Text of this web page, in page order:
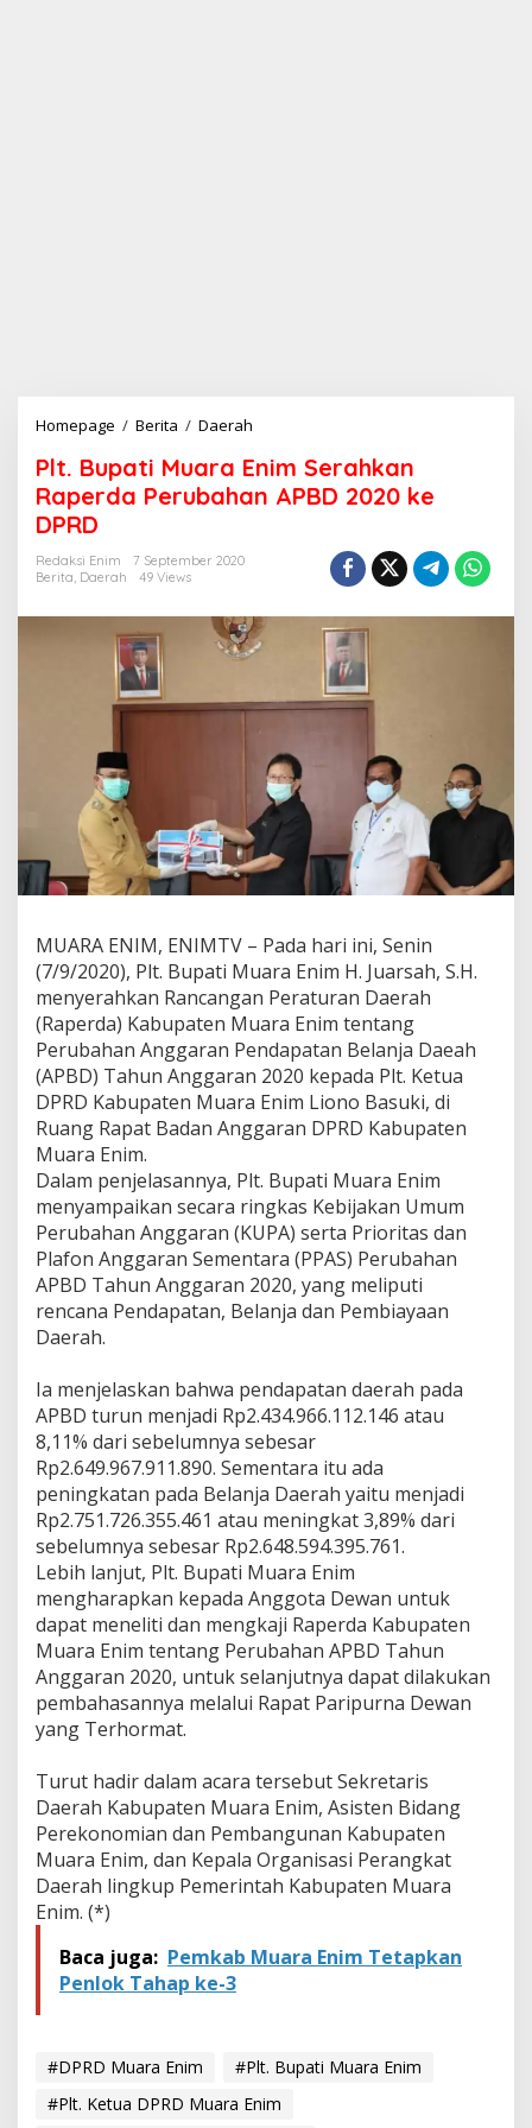
Homepage / Berita / Daerah
t
.
B
i
M
r
m
S
e
r
a
n
R
a
p
r
d
a
e
r
u
b
a
h
a
n
B
D
2
0
2
0
k
e
D
P
R
D
Plt. Bupati Muara Enim Serahkan
Raperda Perubahan APBD 2020 ke
DPRD
Redaksi Enim
7 September 2020
Berita, Daerah 49 Views
MUARA ENIM, ENIMTV – Pada hari ini, Senin
(7/9/2020), Plt. Bupati Muara Enim H. Juarsah, S.H.
menyerahkan Rancangan Peraturan Daerah
(Raperda) Kabupaten Muara Enim tentang
Perubahan Anggaran Pendapatan Belanja Daeah
(APBD) Tahun Anggaran 2020 kepada Plt. Ketua
DPRD Kabupaten Muara Enim Liono Basuki, di
Ruang Rapat Badan Anggaran DPRD Kabupaten
Muara Enim.
Dalam penjelasannya, Plt. Bupati Muara Enim
menyampaikan secara ringkas Kebijakan Umum
Perubahan Anggaran (KUPA) serta Prioritas dan
Plafon Anggaran Sementara (PPAS) Perubahan
APBD Tahun Anggaran 2020, yang meliputi
rencana Pendapatan, Belanja dan Pembiayaan
Daerah.
Ia menjelaskan bahwa pendapatan daerah pada
APBD turun menjadi Rp2.434.966.112.146 atau
8,11% dari sebelumnya sebesar
Rp2.649.967.911.890. Sementara itu ada
peningkatan pada Belanja Daerah yaitu menjadi
Rp2.751.726.355.461 atau meningkat 3,89% dari
sebelumnya sebesar Rp2.648.594.395.761.
Lebih lanjut, Plt. Bupati Muara Enim
mengharapkan kepada Anggota Dewan untuk
dapat meneliti dan mengkaji Raperda Kabupaten
Muara Enim tentang Perubahan APBD Tahun
Anggaran 2020, untuk selanjutnya dapat dilakukan
pembahasannya melalui Rapat Paripurna Dewan
yang Terhormat.
Turut hadir dalam acara tersebut Sekretaris
Daerah Kabupaten Muara Enim, Asisten Bidang
Perekonomian dan Pembangunan Kabupaten
Muara Enim, dan Kepala Organisasi Perangkat
Daerah lingkup Pemerintah Kabupaten Muara
Enim. (*)
Baca juga: Pemkab Muara Enim Tetapkan
Penlok Tahap ke-3
#DPRD Muara Enim
#Plt. Bupati Muara Enim
#Plt. Ketua DPRD Muara Enim